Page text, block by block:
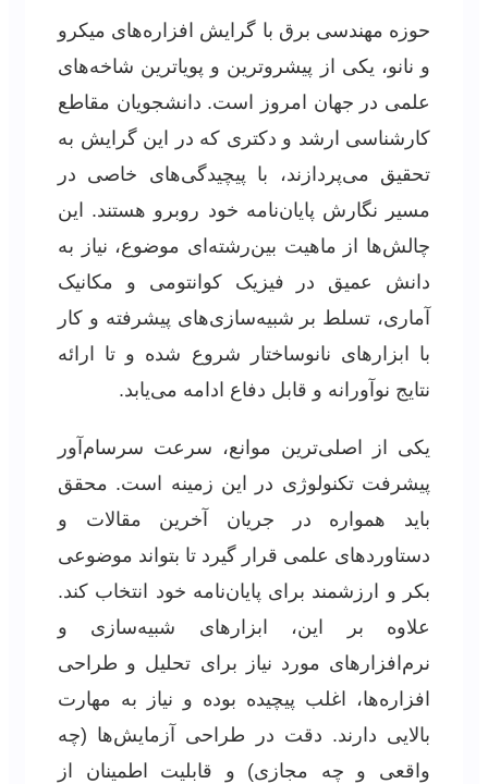
حوزه مهندسی برق با گرایش افزاره‌های میکرو
و نانو، یکی از پیشروترین و پویاترین شاخه‌های
علمی در جهان امروز است. دانشجویان مقاطع
کارشناسی ارشد و دکتری که در این گرایش به
تحقیق می‌پردازند، با پیچیدگی‌های خاصی در
مسیر نگارش پایان‌نامه خود روبرو هستند. این
چالش‌ها از ماهیت بین‌رشته‌ای موضوع، نیاز به
دانش عمیق در فیزیک کوانتومی و مکانیک
آماری، تسلط بر شبیه‌سازی‌های پیشرفته و کار
با ابزارهای نانوساختار شروع شده و تا ارائه
نتایج نوآورانه و قابل دفاع ادامه می‌یابد.
یکی از اصلی‌ترین موانع، سرعت سرسام‌آور
پیشرفت تکنولوژی در این زمینه است. محقق
باید همواره در جریان آخرین مقالات و
دستاوردهای علمی قرار گیرد تا بتواند موضوعی
بکر و ارزشمند برای پایان‌نامه خود انتخاب کند.
علاوه بر این، ابزارهای شبیه‌سازی و
نرم‌افزارهای مورد نیاز برای تحلیل و طراحی
افزاره‌ها، اغلب پیچیده بوده و نیاز به مهارت
بالایی دارند. دقت در طراحی آزمایش‌ها (چه
واقعی و چه مجازی) و قابلیت اطمینان از